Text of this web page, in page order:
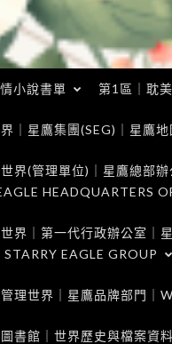
小說書單 第1區｜耽
｜星鷹集團(SEG)｜星鷹
界(管理單位)｜星鷹總部
HEADQUARTERS
界｜第一代行政辦公室｜
EAGLE GROUP
理世界｜星鷹品牌部門｜
書館｜世界歷史與檔案資